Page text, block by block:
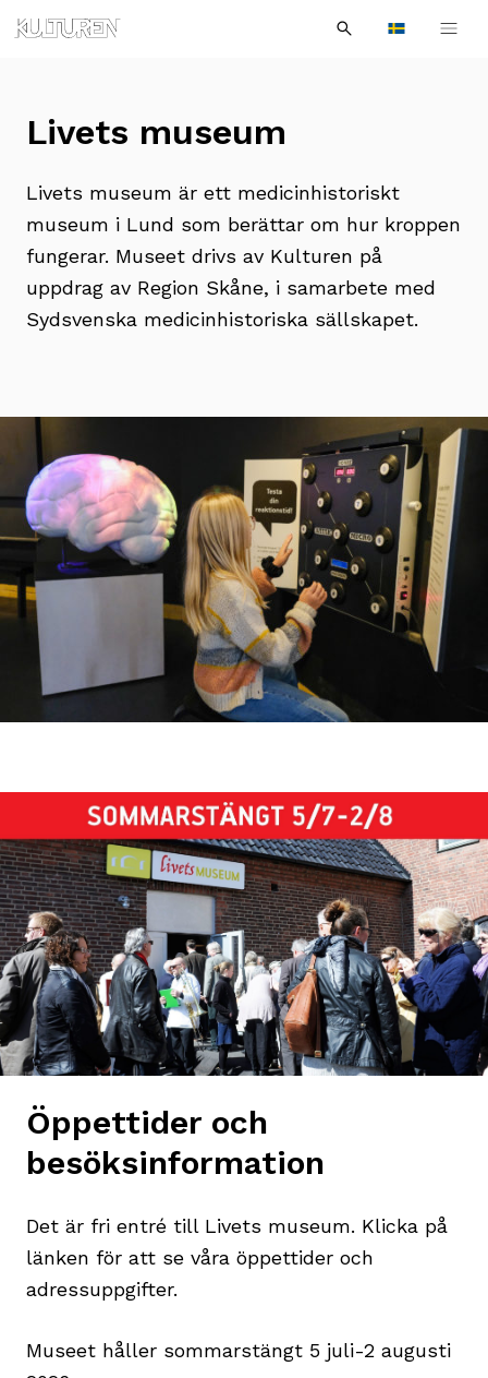
navigationen
innehållet
Languages
efter:
Sök
Livets museum
Livets museum är ett medicinhistoriskt
museum i Lund som berättar om hur kroppen
fungerar. Museet drivs av Kulturen på
uppdrag av Region Skåne, i samarbete med
Sydsvenska medicinhistoriska sällskapet.
Öppettider och
besöksinformation
Det är fri entré till Livets museum. Klicka på
länken för att se våra öppettider och
adressuppgifter.
Museet håller sommarstängt 5 juli-2 augusti